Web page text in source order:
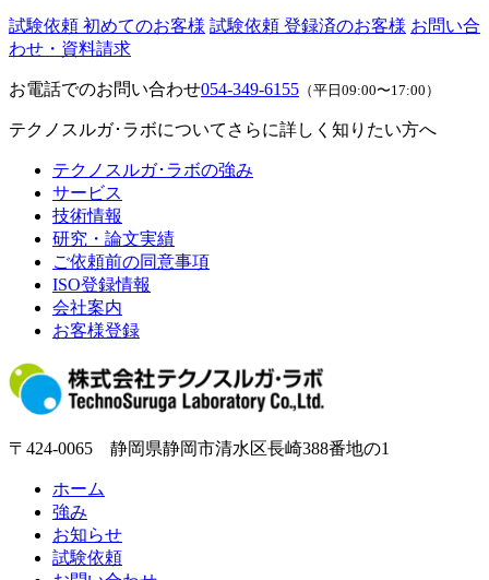
試験依頼 初めてのお客様 試験依頼 登録済のお客様 お問い合
わせ・資料請求
お電話でのお問い合わせ054-349-6155 （平日09:00〜17:00）
テクノスルガ･ラボについてさらに詳しく知りたい方へ
テクノスルガ･ラボの強み
サービス
技術情報
研究・論文実績
ご依頼前の同意事項
ISO登録情報
会社案内
お客様登録
〒424-0065 静岡県静岡市清水区長崎388番地の1
ホーム
強み
お知らせ
試験依頼